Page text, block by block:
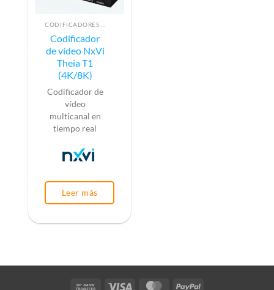
Codificador
de vídeo NxVi
Theia T1
(4K/8K)
Codificador de
vídeo
multicanal en
tiempo real
Leer más
Bank Visa MasterCardPayPal